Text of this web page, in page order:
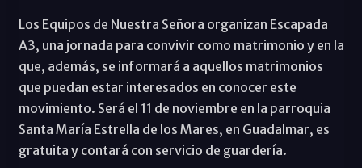
Los Equipos de Nuestra Señora organizan Escapada
A3, una jornada para convivir como matrimonio y en la
que, además, se informará a aquellos matrimonios
que puedan estar interesados en conocer este
movimiento. Será el 11 de noviembre en la parroquia
Santa María Estrella de los Mares, en Guadalmar, es
gratuita y contará con servicio de guardería.